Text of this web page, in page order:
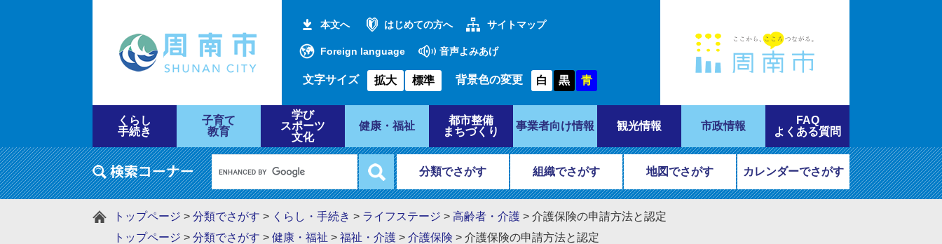
本文へ はじめての方へ サイトマップ
Foreign language 音声よみあげ
文字サイズ 拡大 標準 背景色の変更 白 黒 青
くらし
手続き
子育て
教育
学び
スポーツ
文化
健康・福祉
都市整備
まちづくり
事業者向け情報 観光情報 市政情報
FAQ
よくある質問
分類でさがす 組織でさがす 地図でさがす カレンダーでさがす
トップページ > 分類でさがす > くらし・手続き > ライフステージ > 高齢者・介護 > 介護保険の申請方法と認定
トップページ > 分類でさがす > 健康・福祉 > 福祉・介護 > 介護保険 > 介護保険の申請方法と認定